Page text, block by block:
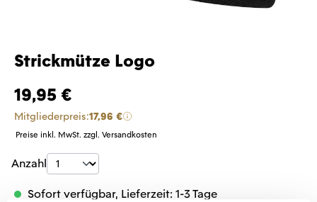
Strickmütze Logo
19,95 €
Mitgliederpreis:17,96 €
Preise inkl. MwSt. zzgl. Versandkosten
Produkt Anzahl: Gib den gewünschten
Anzahl
Sofort verfügbar, Lieferzeit: 1-3 Tage